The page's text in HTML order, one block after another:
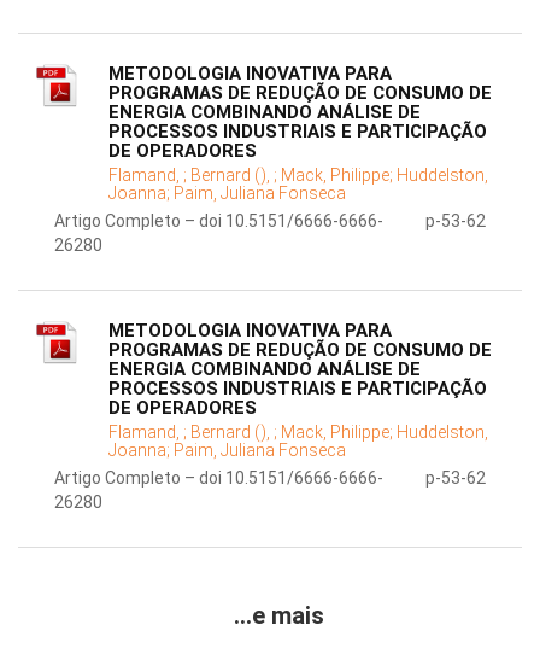
METODOLOGIA INOVATIVA PARA
PROGRAMAS DE REDUÇÃO DE CONSUMO DE
ENERGIA COMBINANDO ANÁLISE DE
PROCESSOS INDUSTRIAIS E PARTICIPAÇÃO
DE OPERADORES
Flamand, ; Bernard (), ; Mack, Philippe; Huddelston,
Joanna; Paim, Juliana Fonseca
Artigo Completo – doi 10.5151/6666-6666-
26280
p-53-62
METODOLOGIA INOVATIVA PARA
PROGRAMAS DE REDUÇÃO DE CONSUMO DE
ENERGIA COMBINANDO ANÁLISE DE
PROCESSOS INDUSTRIAIS E PARTICIPAÇÃO
DE OPERADORES
Flamand, ; Bernard (), ; Mack, Philippe; Huddelston,
Joanna; Paim, Juliana Fonseca
Artigo Completo – doi 10.5151/6666-6666-
26280
p-53-62
...e mais